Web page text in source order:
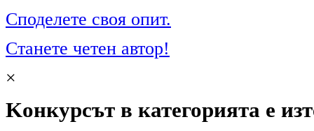
Споделете своя опит.
Станете четен автор!
×
Kонкурсът в категорията е